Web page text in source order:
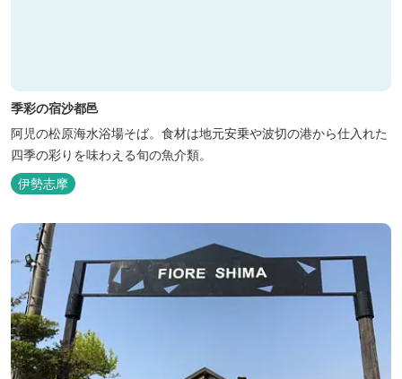
季彩の宿沙都邑
阿児の松原海水浴場そば。食材は地元安乗や波切の港から仕入れた
四季の彩りを味わえる旬の魚介類。
伊勢志摩